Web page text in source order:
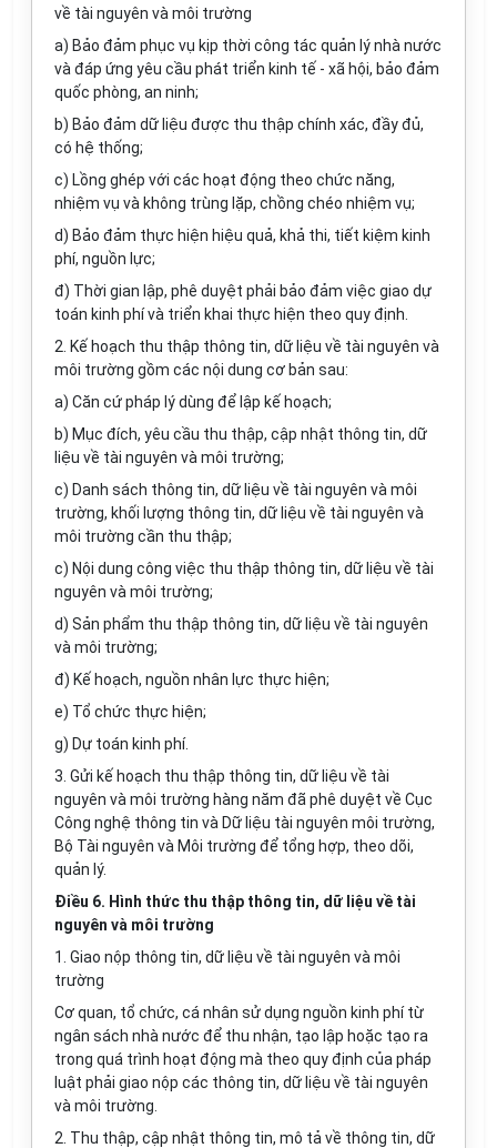
về tài nguyên và môi trường
a) Bảo đảm phục vụ kịp thời công tác quản lý nhà nước
và đáp ứng yêu cầu phát triển kinh tế - xã hội, bảo đảm
quốc phòng, an ninh;
b) Bảo đảm dữ liệu được thu thập chính xác, đầy đủ,
có hệ thống;
c) Lồng ghép với các hoạt động theo chức năng,
nhiệm vụ và không trùng lặp, chồng chéo nhiệm vụ;
d) Bảo đảm thực hiện hiệu quả, khả thi, tiết kiệm kinh
phí, nguồn lực;
đ) Thời gian lập, phê duyệt phải bảo đảm việc giao dự
toán kinh phí và triển khai thực hiện theo quy định.
2. Kế hoạch thu thập thông tin, dữ liệu về tài nguyên và
môi trường gồm các nội dung cơ bản sau:
a) Căn cứ pháp lý dùng để lập kế hoạch;
b) Mục đích, yêu cầu thu thập, cập nhật thông tin, dữ
liệu về tài nguyên và môi trường;
c) Danh sách thông tin, dữ liệu về tài nguyên và môi
trường, khối lượng thông tin, dữ liệu về tài nguyên và
môi trường cần thu thập;
c) Nội dung công việc thu thập thông tin, dữ liệu về tài
nguyên và môi trường;
d) Sản phẩm thu thập thông tin, dữ liệu về tài nguyên
và môi trường;
đ) Kế hoạch, nguồn nhân lực thực hiện;
e) Tổ chức thực hiện;
g) Dự toán kinh phí.
3. Gửi kế hoạch thu thập thông tin, dữ liệu về tài
nguyên và môi trường hàng năm đã phê duyệt về Cục
Công nghệ thông tin và Dữ liệu tài nguyên môi trường,
Bộ Tài nguyên và Môi trường để tổng hợp, theo dõi,
quản lý.
Điều 6. Hình thức thu thập thông tin, dữ liệu về tài
nguyên và môi trường
1. Giao nộp thông tin, dữ liệu về tài nguyên và môi
trường
Cơ quan, tổ chức, cá nhân sử dụng nguồn kinh phí từ
ngân sách nhà nước để thu nhận, tạo lập hoặc tạo ra
trong quá trình hoạt động mà theo quy định của pháp
luật phải giao nộp các thông tin, dữ liệu về tài nguyên
và môi trường.
2. Thu thập, cập nhật thông tin, mô tả về thông tin, dữ